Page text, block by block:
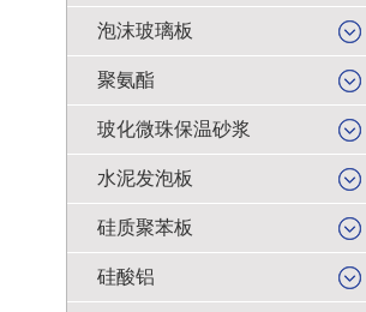
泡沫玻璃板
聚氨酯
玻化微珠保温砂浆
水泥发泡板
硅质聚苯板
硅酸铝